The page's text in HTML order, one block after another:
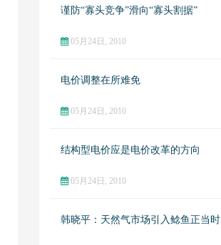
谨防“寡头竞争”滑向“寡头割据”
05月24日, 2010
电价调整在所难免
05月24日, 2010
结构型电价应是电价改革的方向
05月24日, 2010
韩晓平：天然气市场引入鲶鱼正当时